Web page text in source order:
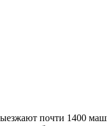
почти 1400